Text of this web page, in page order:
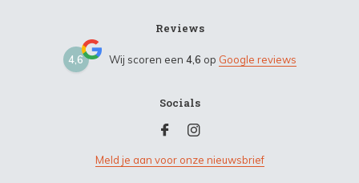
Reviews
4,6 Wij scoren een 4,6 op Google reviews
Socials
Meld je aan voor onze nieuwsbrief